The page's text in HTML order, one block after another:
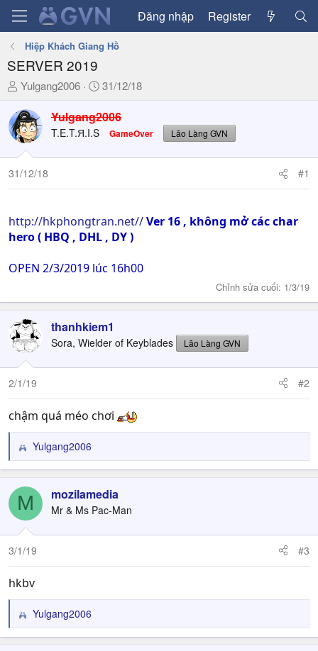
Đăng nhập Register
Hiệp Khách Giang Hồ
SERVER 2019
T
r
e
a
d
s
t
r
t
r
Yulgang2006
N
à
ử
31/12/18
Yulgang2006
T.E.T.Я.I.S GameOver Lão Làng GVN
31/12/18 #1
http://hkphongtran.net//Ver 16 , không mở các char
hero ( HBQ , DHL , DY )
OPEN 2/3/2019 lúc 16h00
Chỉnh sửa cuối: 1/3/19
thanhkiem1
Sora, Wielder of Keyblades Lão Làng GVN
2/1/19 #2
chậm quá méo chơi
R
e
c
i
o
n
s
Yulgang2006
M mozilamedia
Mr & Ms Pac-Man
3/1/19 #3
hkbv
R
e
Yulgang2006